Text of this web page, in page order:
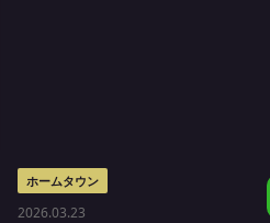
ホームタウン
2026.03.23